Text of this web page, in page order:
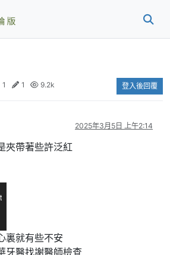
1 1 9.2k 登入後回覆
2025年3月5日 上午2:14
夾帶著些許泛紅
裏就有些不安
牙醫找謝醫師檢查